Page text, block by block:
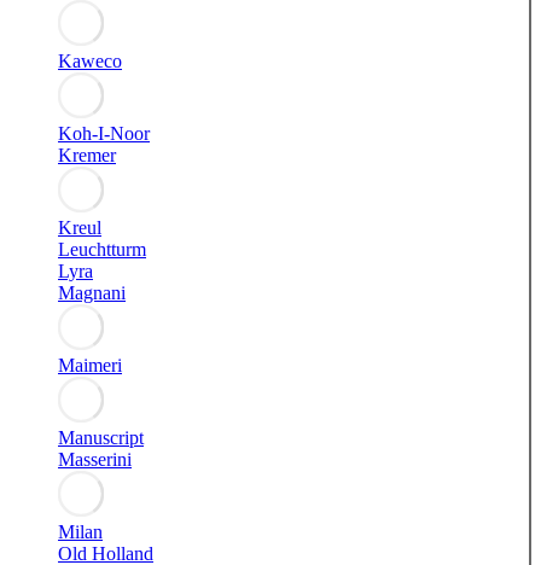
Kaweco
Koh-I-Noor
Kremer
Kreul
Leuchtturm
Lyra
Magnani
Maimeri
Manuscript
Masserini
Milan
Old Holland